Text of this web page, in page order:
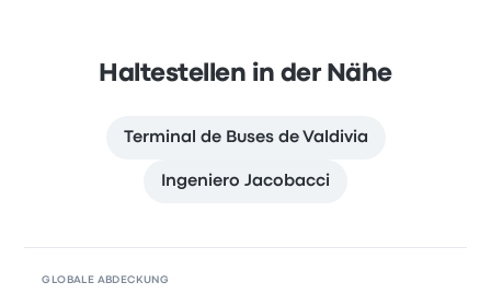
Haltestellen in der Nähe
Terminal de Buses de Valdivia
Ingeniero Jacobacci
GLOBALE ABDECKUNG